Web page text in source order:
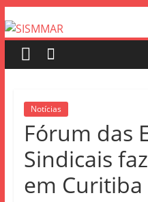
Notícias
Fórum das
Sindicais
em Curitiba